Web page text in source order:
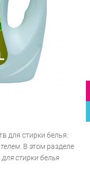
для стирки белья:
. В этом разделе
стирки белья